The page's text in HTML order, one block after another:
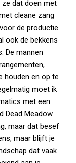
ze dat doen met
cleane zang
de productie
ook de bekkens
De mannen
houden en op te
moet ik
met een
Dead Meadow
maar dat besef
maar blijft je
dat vaak